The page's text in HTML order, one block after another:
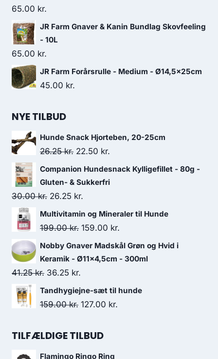
135.00 kr.. 116.25 kr..
65.00 kr.
JR Farm Gnaver & Kanin Bundlag Skovfeeling
- 10L
65.00 kr.
JR Farm Forårsrulle - Medium - Ø14,5x25cm
45.00 kr.
NYE TILBUD
Hunde Snack Hjorteben, 20-25cm
26.25kr. Den
oprindelige
pris
var:
26.25 kr..
22.50 kr.
aktuelle
pris
22.50 kr..
Companion Hundesnack Kylligefillet - 80g -
Gluten- & Sukkerfri
30.00kr. Den
oprindelige
pris
30.00 kr..
26.25 kr.
aktuelle
pris
26.25 kr..
Multivitamin og Mineraler til Hunde
199.00kr. Den
oprindelige
pris
199.00 kr..
159.00 kr.
aktuelle
pris
159.00 kr..
Nobby Gnaver Madskål Grøn og Hvid i
Keramik - Ø11x4,5cm - 300ml
41.25kr. Den
oprindelige
pris
41.25 kr..
36.25 kr.
aktuelle
pris
36.25 kr..
Tandhygiejne-sæt til hunde
159.00kr. Den
pris
127.00 kr.
TILFÆLDIGE TILBUD
Flamingo Ringo Ring